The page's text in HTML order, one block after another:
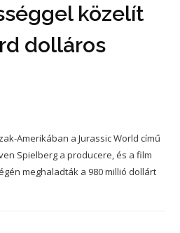
közelít
dolláros
Amerikában a Jurassic World című
Spielberg a producere, és a film
meghaladták a 980 millió dollárt